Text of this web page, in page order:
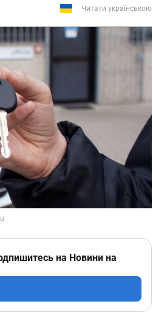
Читати українською
на Новини на